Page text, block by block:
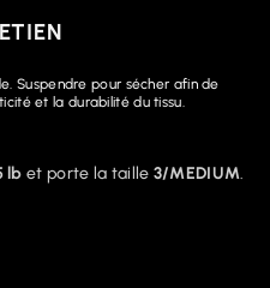
Suspendre pour sécher afin de
et la durabilité du tissu.
lb et porte la taille 3/MEDIUM.